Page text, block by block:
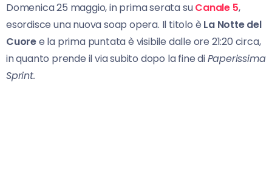
Domenica 25 maggio, in prima serata suCanale 5,
esordisce una nuova soap opera. Il titolo è La Notte del
Cuoree la prima puntata è visibile dalle ore 21:20 circa,
in quanto prende il via subito dopo la fine diPaperissima
Sprint.